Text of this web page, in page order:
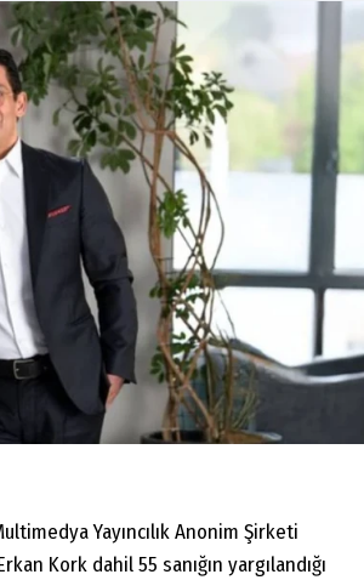
Yayıncılık Anonim Şirketi
Kork dahil 55 sanığın yargılandığı